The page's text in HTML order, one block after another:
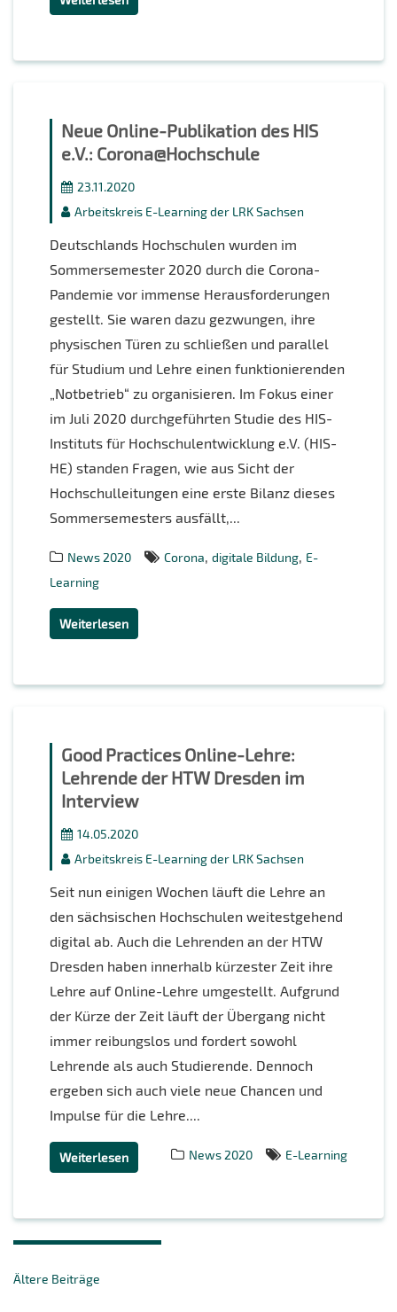
Neue Online-Publikation des HIS
e.V.: Corona@Hochschule
23.11.2020
Arbeitskreis E-Learning der LRK Sachsen
Deutschlands Hochschulen wurden im
Sommersemester 2020 durch die Corona-
Pandemie vor immense Herausforderungen
gestellt. Sie waren dazu gezwungen, ihre
physischen Türen zu schließen und parallel
für Studium und Lehre einen funktionierenden
„Notbetrieb“ zu organisieren. Im Fokus einer
im Juli 2020 durchgeführten Studie des HIS-
Instituts für Hochschulentwicklung e.V. (HIS-
HE) standen Fragen, wie aus Sicht der
Hochschulleitungen eine erste Bilanz dieses
Sommersemesters ausfällt,...
News 2020 Corona, digitale Bildung, E-
Learning
Weiterlesen
Good Practices Online-Lehre:
Lehrende der HTW Dresden im
Interview
14.05.2020
Arbeitskreis E-Learning der LRK Sachsen
Seit nun einigen Wochen läuft die Lehre an
den sächsischen Hochschulen weitestgehend
digital ab. Auch die Lehrenden an der HTW
Dresden haben innerhalb kürzester Zeit ihre
Lehre auf Online-Lehre umgestellt. Aufgrund
der Kürze der Zeit läuft der Übergang nicht
immer reibungslos und fordert sowohl
Lehrende als auch Studierende. Dennoch
ergeben sich auch viele neue Chancen und
Impulse für die Lehre....
News 2020 E-Learning
Weiterlesen
Ältere Beiträge